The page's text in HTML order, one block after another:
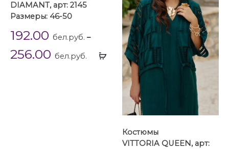
Выбрать
DIAMANT, арт: 2145
Размеры: 46-50
192.00 бел.руб. –
256.00 бел.руб.
Костюмы
VITTORIA QUEEN, арт: